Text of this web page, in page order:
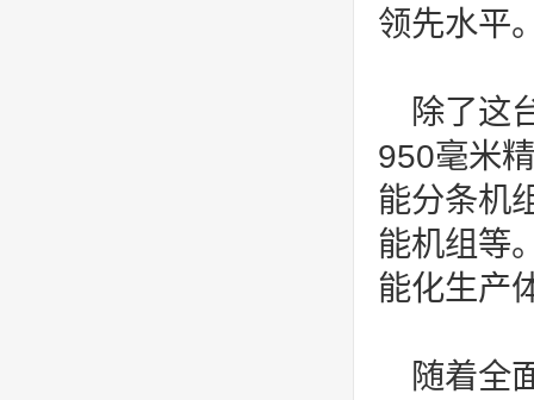
领先水平
除了这
950毫米
能分条机
能机组等
能化生产
随着全